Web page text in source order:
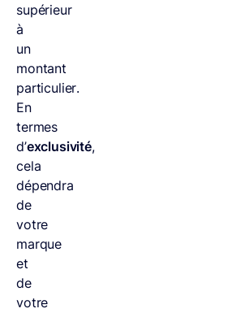
supérieur
à
un
montant
particulier.
En
termes
d’exclusivité,
cela
dépendra
de
votre
marque
et
de
votre